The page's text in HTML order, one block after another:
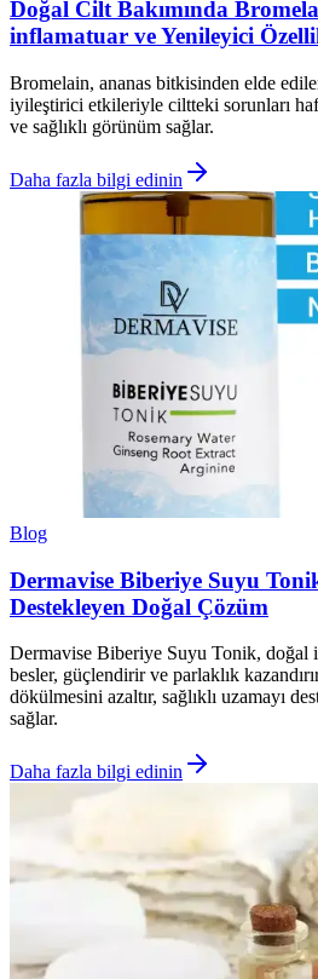
Doğal Cilt Bakımında
inflamatuar ve Yenileyici
Bromelain, ananas bitkisinden elde
iyileştirici etkileriyle ciltteki sorunları
ve sağlıklı görünüm sağlar.
Daha fazla bilgi edinin
Blog
Dermavise Biberiye Suyu
Destekleyen Doğal Çözüm
Dermavise Biberiye Suyu Tonik, doğal
besler, güçlendirir ve parlaklık
dökülmesini azaltır, sağlıklı uzamayı
sağlar.
Daha fazla bilgi edinin